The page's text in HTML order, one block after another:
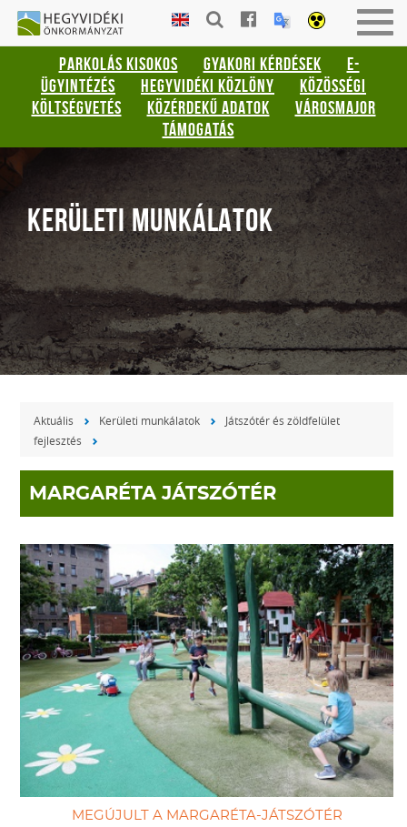
Gyorsbillentyűk
listája
Keresés:
"S"
Bejelentkezés:
be-
HEGYVIDÉKI
ÖNKORMÁNYZAT
PARKOLÁS KISOKOS GYAKORI KÉRDÉSEK
E-
ÜGYINTÉZÉS
HEGYVIDÉKI KÖZLÖNY
KÖZÖSSÉGI
KÖLTSÉGVETÉS
KÖZÉRDEKŰ ADATOK
VÁROSMAJOR
TÁMOGATÁS
KERÜLETI MUNKÁLATOK
Aktuális Kerületi munkálatok
Játszótér és zöldfelület
fejlesztés
MARGARÉTA JÁTSZÓTÉR
MEGÚJULT A MARGARÉTA-JÁTSZÓTÉR